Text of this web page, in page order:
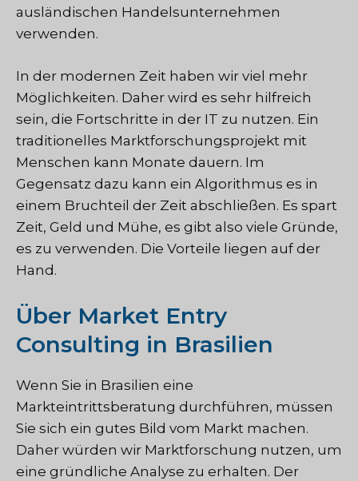
ausländischen Handelsunternehmen
verwenden.
In der modernen Zeit haben wir viel mehr
Möglichkeiten. Daher wird es sehr hilfreich
sein, die Fortschritte in der IT zu nutzen. Ein
traditionelles Marktforschungsprojekt mit
Menschen kann Monate dauern. Im
Gegensatz dazu kann ein Algorithmus es in
einem Bruchteil der Zeit abschließen. Es spart
Zeit, Geld und Mühe, es gibt also viele Gründe,
es zu verwenden. Die Vorteile liegen auf der
Hand.
Über Market Entry
Consulting in Brasilien
Wenn Sie in Brasilien eine
Markteintrittsberatung durchführen, müssen
Sie sich ein gutes Bild vom Markt machen.
Daher würden wir Marktforschung nutzen, um
eine gründliche Analyse zu erhalten. Der